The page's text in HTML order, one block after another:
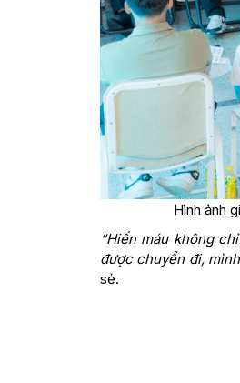
Hình ảnh
“Hiến máu không
được chuyển đi,
sẻ.